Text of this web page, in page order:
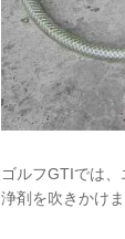
ゴルフGTIでは
浄剤を吹きかけま